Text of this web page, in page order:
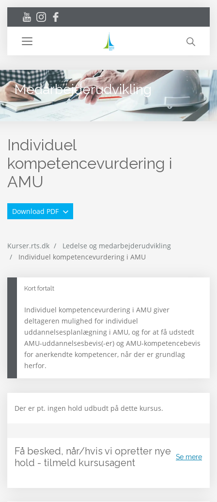
Toggle
Medarbejderudvikling
Individuel
kompetencevurdering i
AMU
Download PDF
Kurser.rts.dk
Ledelse og medarbejderudvikling
Individuel kompetencevurdering i AMU
Kort fortalt
Individuel kompetencevurdering i AMU giver
deltageren mulighed for individuel
uddannelsesplanlægning i AMU, og for at få udstedt
AMU-uddannelsesbevis(-er) og AMU-kompetencebevis
for anerkendte kompetencer, når der er grundlag
herfor.
Der er pt. ingen hold udbudt på dette kursus.
Få besked, når/hvis vi opretter nye
hold - tilmeld kursusagent
Se mere